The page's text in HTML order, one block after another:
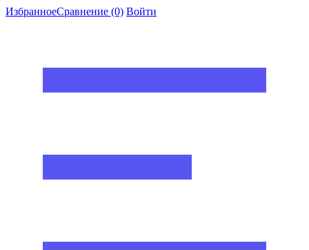
ИзбранноеСравнение (0) Войти